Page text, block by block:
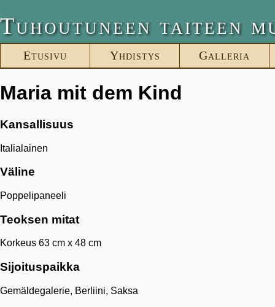
Tuhoutuneen taiteen
Etusivu Yhdistys Galleria
Maria mit dem Kind
Kansallisuus
Italialainen
Väline
Poppelipaneeli
Teoksen mitat
Korkeus 63 cm x 48 cm
Sijoituspaikka
Gemäldegalerie, Berliini, Saksa